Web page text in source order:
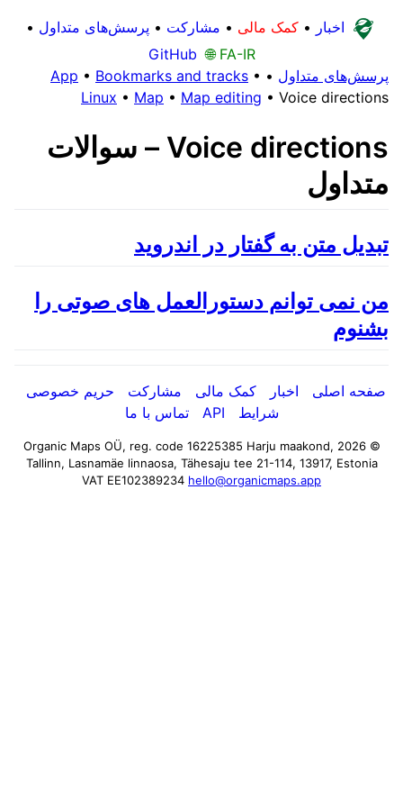
اخبار •کمک مالی • مشارکت • پرسش‌های متداول •
GitHub 🌐 FA-IR
پرسش‌های متداول •
App • Bookmarks and tracks •
Linux • Map • Map editing • Voice directions
Voice directions – سوالات
متداول
تبدیل متن به گفتار در اندروید
من نمی توانم دستورالعمل های صوتی را
بشنوم
صفحه اصلی اخبار کمک مالی مشارکت
حریم خصوصی
شرایط
API تماس با ما
© 2026 Organic Maps OÜ, reg. code 16225385
Harju maakond,
Tallinn, Lasnamäe linnaosa, Tähesaju tee 21-114, 13917, Estonia
VAT EE102389234 hello@organicmaps.app